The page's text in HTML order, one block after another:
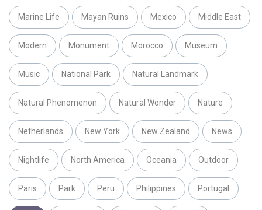
Marine Life Mayan Ruins Mexico Middle East
Modern Monument Morocco Museum
Music National Park Natural Landmark
Natural Phenomenon Natural Wonder Nature
Netherlands New York New Zealand News
Nightlife North America Oceania Outdoor
Paris Park Peru Philippines Portugal